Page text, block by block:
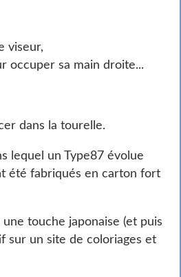
viseur,
occuper sa main droite...
dans la tourelle.
lequel un Type87 évolue
été fabriqués en carton fort
touche japonaise (et puis
sur un site de coloriages et